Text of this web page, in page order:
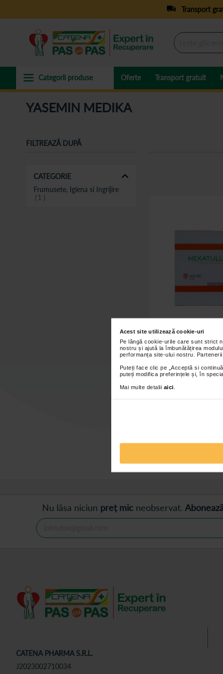
Acest site utilizează cookie-uri
Pe lângă cookie-urile care sunt strict
nostru și ajută la îmbunătățirea
performanța site-ului nostru.
Puteți face clic pe „Acceptă si
puteți modifica preferințele și, în
Mai multe detalii aici
Transport
Oferte Transport gratuit
YASEMIN MEDIKA
Comprese cu
Clorhexidina
10 buc
FILTREAZĂ DUPĂ
CATEGORIE
Frumusete, Igiena si Ingrijire
1
Nu lăsa niciun preț mic neobservat.
CATENA PHARMA S.R.L.
J2023002710034